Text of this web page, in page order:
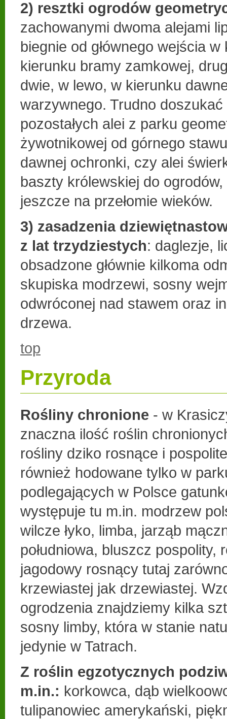
2) resztki ogrodów
zachowanymi dwoma alejami
biegnie od głównego wejścia
kierunku bramy zamkowej,
dwie, w lewo, w kierunku
warzywnego. Trudno
pozostałych alei z parku
żywotnikowej od górnego
dawnej ochronki, czy alei
baszty królewskiej do ogrodów,
jeszcze na przełomie wieków.
3) zasadzenia
z lat trzydziestych: daglezje,
obsadzone głównie kilkoma
skupiska modrzewi, sosny
odwróconej nad stawem oraz
drzewa.
top
Przyroda
Rośliny chronione - w
znaczna ilość roślin
rośliny dziko rosnące i
również hodowane tylko w
podlegających w Polsce
występuje tu m.in. modrzew
wilcze łyko, limba, jarząb
południowa, bluszcz pospolity,
jagodowy rosnący tutaj
krzewiastej jak drzewiastej.
ogrodzenia znajdziemy kilka
sosny limby, która w stanie
jedynie w Tatrach.
Z roślin egzotycznych
m.in.: korkowca, dąb
tulipanowiec amerykański,